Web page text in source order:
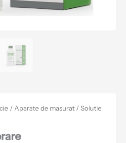
/ Aparate de masurat / Solutie